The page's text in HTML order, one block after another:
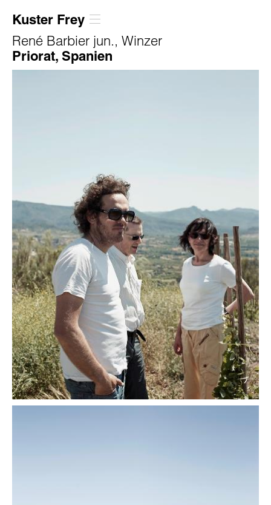
Kuster Frey
René Barbier jun., Winzer
Priorat, Spanien